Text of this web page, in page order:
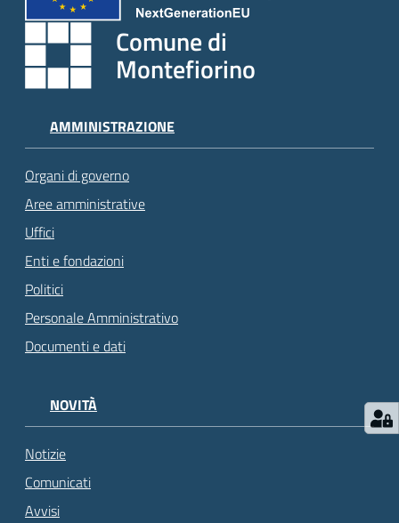
Comune di
Montefiorino
AMMINISTRAZIONE
Organi di governo
Aree amministrative
Uffici
Enti e fondazioni
Politici
Personale Amministrativo
Documenti e dati
NOVITÀ
Notizie
Comunicati
Avvisi